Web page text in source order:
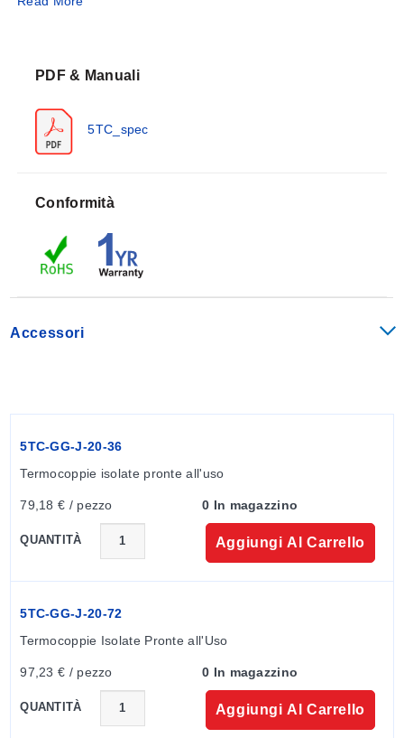
5TC-TT-(*)-30-(**)
5TC-TT-(*)-40-(**)
5TC-KK-(*)-24-(**)
* Inserire calibrazione J, K, T o E.
**Specificare la lunghezza, inserire "36" per 1 m o "72"
per 2 m di lunghezza.
Scopri di più sulle
PDF & Manuali
5TC_spec
Conformità
Accessori
5TC-GG-J-20-36
Termocoppie isolate pronte all'uso
79,18 € / pezzo 0 In magazzino
QUANTITÀ Aggiungi Al Carrello
5TC-GG-J-20-72
Termocoppie Isolate Pronte all'Uso
97,23 € / pezzo 0 In magazzino
QUANTITÀ Aggiungi Al Carrello